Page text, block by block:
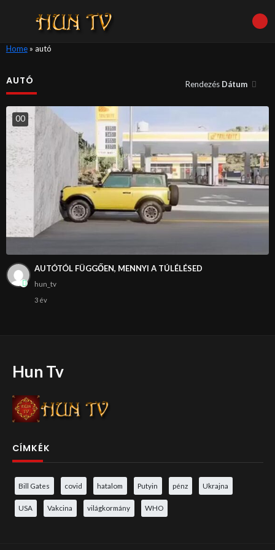
Home» autó
AUTÓ Rendezés Dátum
00
AUTÓTÓL FÜGGŐEN, MENNYI A TÚLÉLÉSED
hun_tv
3 év
Hun Tv
CÍMKÉK
Bill Gates covid hatalom Putyin pénz Ukrajna
USA Vakcina világkormány WHO